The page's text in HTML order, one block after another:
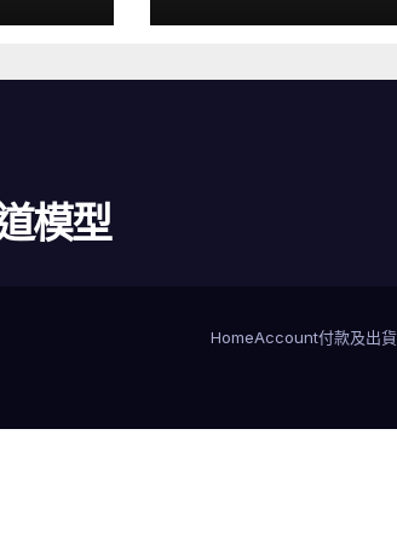
模型
HomeAccount付款及出貨